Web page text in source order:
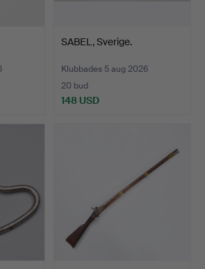
SABEL, Sverige.
Klubbades 5 aug 2026
20 bud
148 USD